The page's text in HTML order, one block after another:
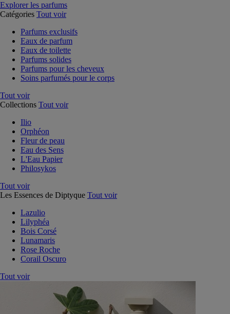
Explorer les parfums
Catégories Tout voir
Parfums exclusifs
Eaux de parfum
Eaux de toilette
Parfums solides
Parfums pour les cheveux
Soins parfumés pour le corps
Tout voir
Collections Tout voir
Ilio
Orphéon
Fleur de peau
Eau des Sens
L'Eau Papier
Philosykos
Tout voir
Les Essences de Diptyque Tout voir
Lazulio
Lilyphéa
Bois Corsé
Lunamaris
Rose Roche
Corail Oscuro
Tout voir